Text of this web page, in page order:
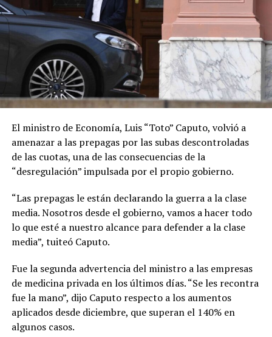
El ministro de Economía, Luis “Toto” Caputo, volvió a
amenazar a las prepagas por las subas descontroladas
de las cuotas, una de las consecuencias de la
“desregulación” impulsada por el propio gobierno.
“Las prepagas le están declarando la guerra a la clase
media. Nosotros desde el gobierno, vamos a hacer todo
lo que esté a nuestro alcance para defender a la clase
media”, tuiteó Caputo.
Fue la segunda advertencia del ministro a las empresas
de medicina privada en los últimos días. “Se les recontra
fue la mano”, dijo Caputo respecto a los aumentos
aplicados desde diciembre, que superan el 140% en
algunos casos.